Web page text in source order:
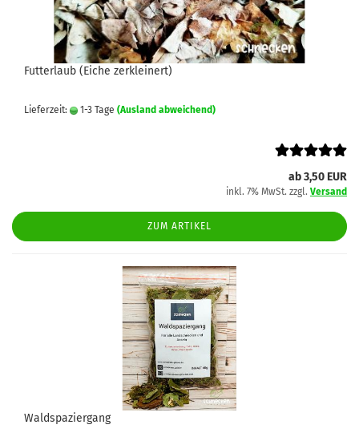
Futterlaub (Eiche zerkleinert)
Lieferzeit: 1-3 Tage (Ausland abweichend)
ab 3,50 EUR
inkl. 7% MwSt. zzgl. Versand
ZUM ARTIKEL
Waldspaziergang